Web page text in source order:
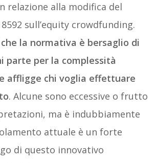
relazione alla modifica del
sull’equity crowdfunding.
la normativa è bersaglio di
parte per la complessità
affligge chi voglia effettuare
. Alcune sono eccessive o frutto
ma è indubbiamente
attuale è un forte
di questo innovativo